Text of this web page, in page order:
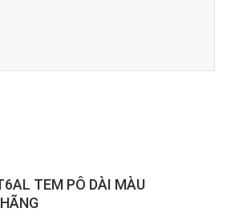
TEM PÔ DÀI MÀU